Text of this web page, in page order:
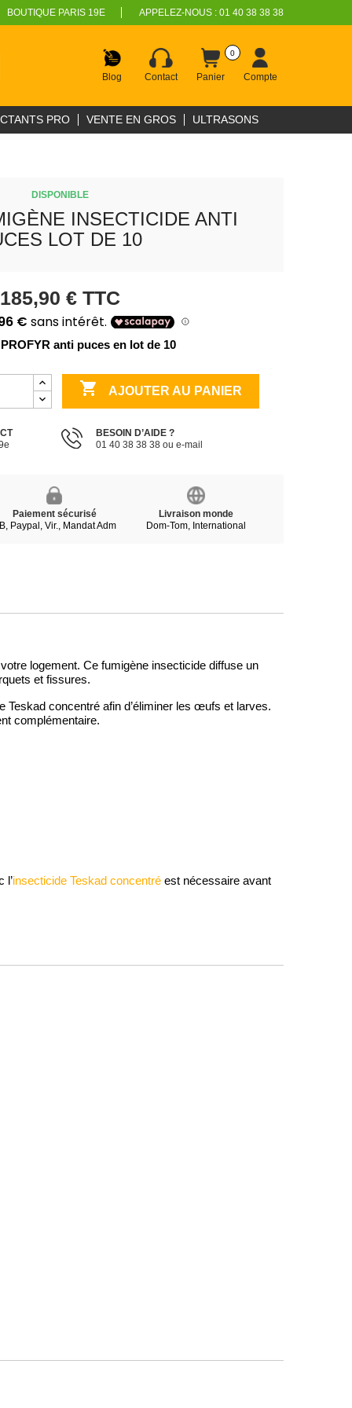
BOUTIQUE PARIS 19E APPELEZ-NOUS : 01 40 38 38 38
Blog Contact Panier
0
Compte
PRO VENTE EN GROS ULTRASONS
DISPONIBLE
INSECTICIDE ANTI
LOT DE 10
185,90 € TTC
anti puces en lot de 10
 AJOUTER AU PANIER
BESOIN D’AIDE ?
01 40 38 38 38 ou e-mail
Paiement sécurisé
Paypal, Vir., Mandat Adm
Livraison monde
Dom-Tom, International
logement. Ce fumigène insecticide diffuse un
et fissures.
Teskad concentré afin d’éliminer les œufs et larves.
complémentaire.
l’insecticide Teskad concentré est nécessaire avant